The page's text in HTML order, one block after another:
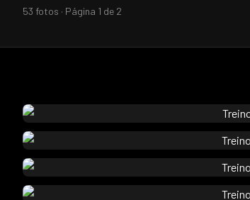
53 fotos · Página 1 de 2